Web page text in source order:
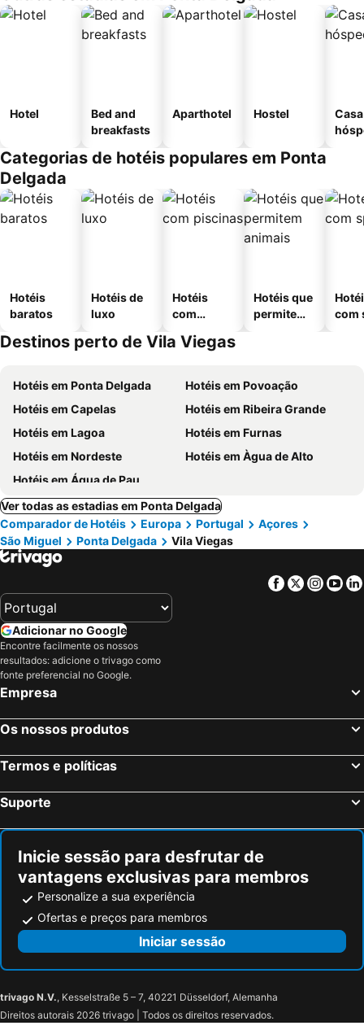
Hotel
Bed and
breakfasts
Aparthotel Hostel
Categorias de hotéis populares em Ponta
Delgada
Hotéis
baratos
Hotéis de
luxo
Hotéis
com
Hotéis que
permitem
com
Destinos perto de Vila Viegas
Hotéis em Ponta Delgada
Hotéis em Povoação
Hotéis em Capelas
Hotéis em Ribeira Grande
Hotéis em Lagoa
Hotéis em Furnas
Hotéis em Nordeste
Hotéis em Àgua de Alto
Hotéis em Água de Pau
Ver todas as estadias em Ponta Delgada
Comparador de Hotéis
Europa Portugal
Açores
São Miguel
Ponta Delgada Vila Viegas
Facebook
Twitter
Adicionar no Google
Encontre facilmente os nossos
resultados: adicione o trivago como
fonte preferencial no Google.
Empresa
Os nossos produtos
Termos e políticas
Suporte
Inicie sessão para desfrutar de
vantagens exclusivas para membros
Personalize a sua experiência
Ofertas e preços para membros
Iniciar sessão
trivago N.V., Kesselstraße 5 – 7, 40221 Düsseldorf, Alemanha
Direitos autorais 2026 trivago | Todos os direitos reservados.